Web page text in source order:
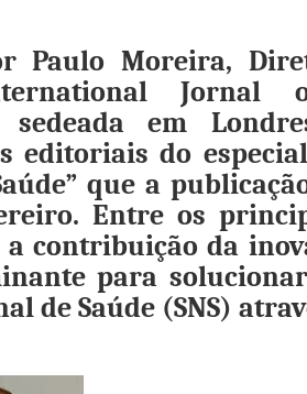
Paulo Moreira,
Jornal
sedeada em
editoriais do
que a
Entre os
a contribuição da
para
de Saúde (SNS)